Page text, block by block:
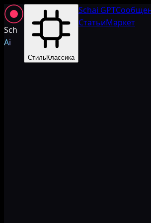
Sch
Ai
СтильКлассика
Schai GPT
СтатьиМаркет